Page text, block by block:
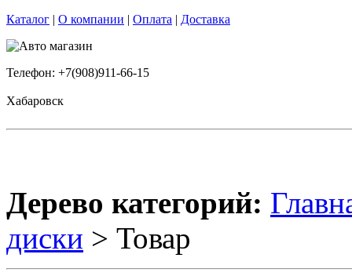
Каталог | О компании | Оплата | Доставка
Телефон: +7(908)911-66-15
Хабаровск
Дерево категорий:
диски > Товар